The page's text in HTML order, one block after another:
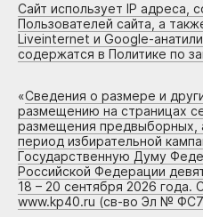
Сайт использует IP адреса,
Пользователей сайта, а
Liveinternet и Google-
содержатся в Политике по
«Сведения о размере и
размещению на страницах
размещения предвыборных,
период избирательной
Государственную Думу
Российской Федерации
18 – 20 сентября 2026 года.
www.kp40.ru (св-во Эл №